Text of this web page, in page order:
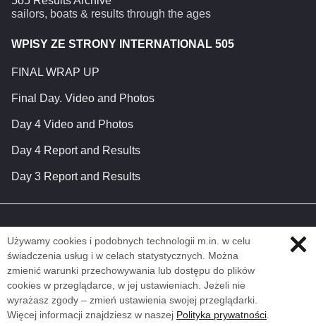
sailors, boats & results through the ages
WPISY ZE STRONY INTERNATIONAL 505
FINAL WRAP UP
Final Day. Video and Photos
Day 4 Video and Photos
Day 4 Report and Results
Day 3 Report and Results
Używamy cookies i podobnych technologii m.in. w celu
świadczenia usług i w celach statystycznych. Można
zmienić warunki przechowywania lub dostępu do plików
cookies w przeglądarce, w jej ustawieniach. Jeżeli nie
wyrażasz zgody – zmień ustawienia swojej przeglądarki.
Więcej informacji znajdziesz w naszej Polityka prywatności